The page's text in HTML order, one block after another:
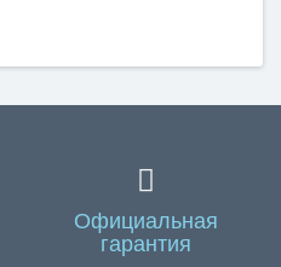
Официальная
гарантия